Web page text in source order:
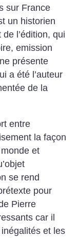
sur France
un historien
l’édition, qui
emission
présente
a été l’auteur
de la
entre
la façon
et
se rend
pour
Pierre
car il
et les